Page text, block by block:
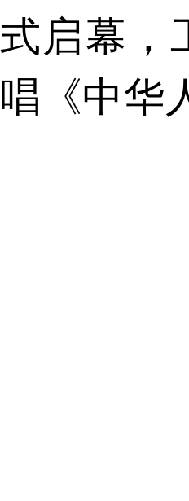
式启幕，
唱《中华